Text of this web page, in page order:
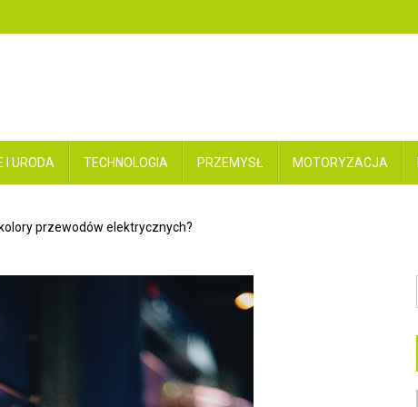
I URODA TECHNOLOGIA PRZEMYSŁ MOTORYZACJA
przewodów elektrycznych?